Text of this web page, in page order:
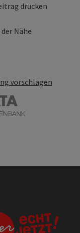
drucken
Nähe
vorschlagen